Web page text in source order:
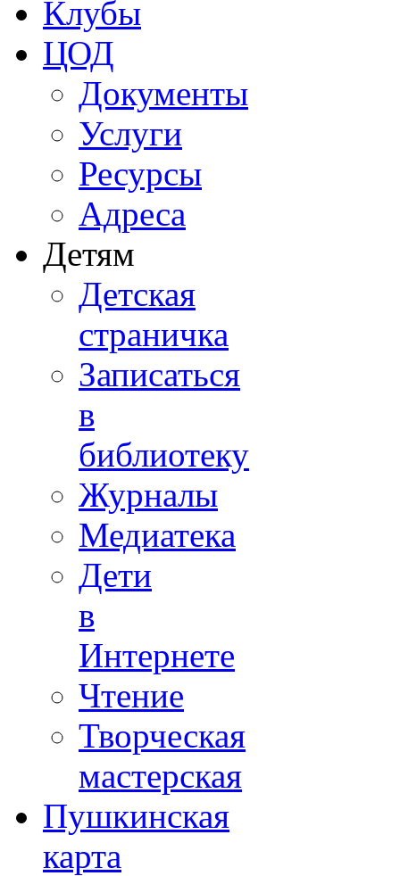
Клубы
ЦОД
Документы
Услуги
Ресурсы
Адреса
Детям
Детская
страничка
Записаться
в
библиотеку
Журналы
Медиатека
Дети
в
Интернете
Чтение
Творческая
мастерская
Пушкинская
карта